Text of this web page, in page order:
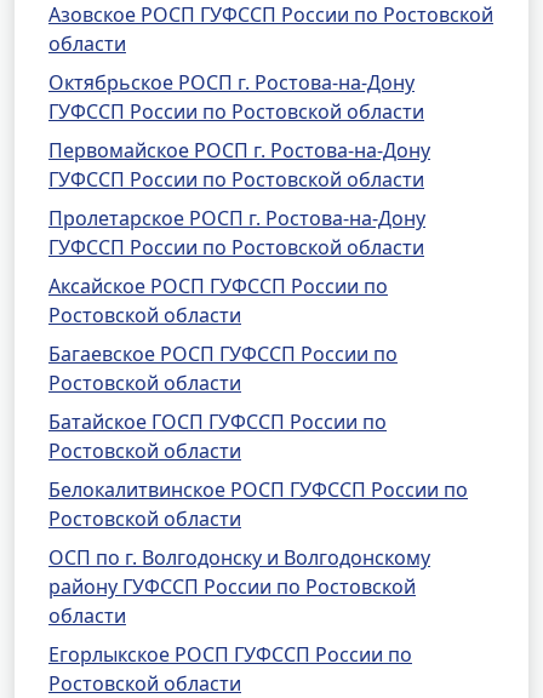
Азовское РОСП ГУФССП России по Ростовской
области
Октябрьское РОСП г. Ростова-на-Дону
ГУФССП России по Ростовской области
Первомайское РОСП г. Ростова-на-Дону
ГУФССП России по Ростовской области
Пролетарское РОСП г. Ростова-на-Дону
ГУФССП России по Ростовской области
Аксайское РОСП ГУФССП России по
Ростовской области
Багаевское РОСП ГУФССП России по
Ростовской области
Батайское ГОСП ГУФССП России по
Ростовской области
Белокалитвинское РОСП ГУФССП России по
Ростовской области
ОСП по г. Волгодонску и Волгодонскому
району ГУФССП России по Ростовской
области
Егорлыкское РОСП ГУФССП России по
Ростовской области